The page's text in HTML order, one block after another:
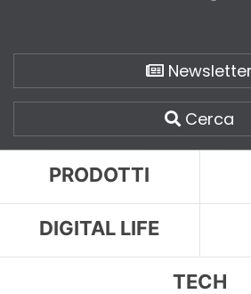
Newsletter
Cerca
PRODOTTI
DIGITAL LIFE
TECH